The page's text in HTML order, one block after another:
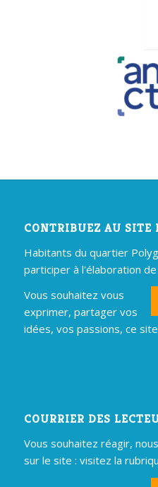
CONTRIBUEZ AU SITE
Habitants du quartier
participer à l'élaboration
Vous souhaitez vous
exprimer, partager vos
idées, vos passions, ce
COURRIER DES
Vous souhaitez réagir,
sur le site : visitez la